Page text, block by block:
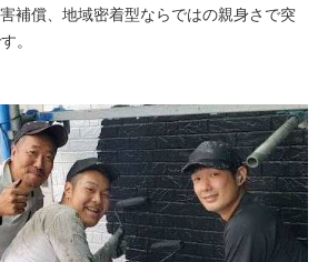
補償、地域密着型ならではの親身さで突
。